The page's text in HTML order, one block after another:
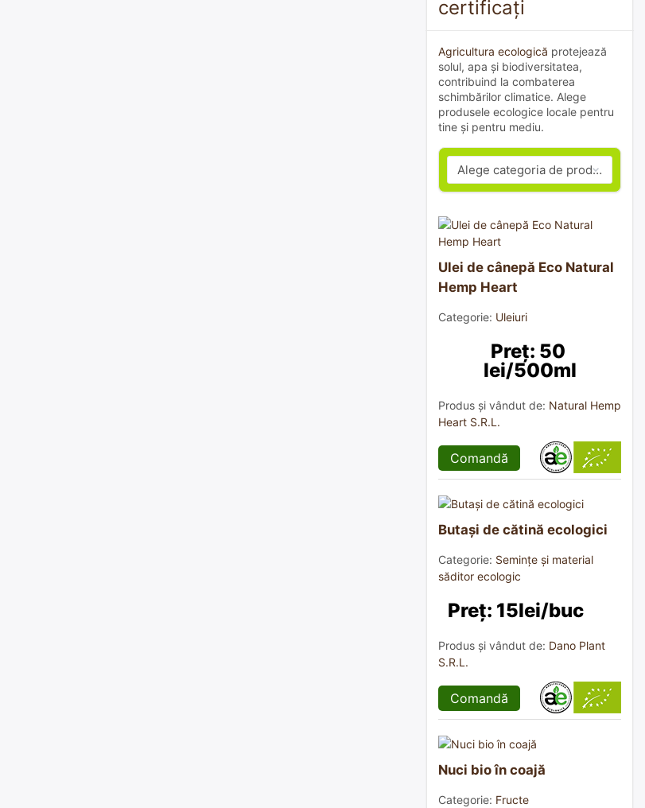
certificați
Agricultura ecologică protejează
solul, apa și biodiversitatea,
contribuind la combaterea
schimbărilor climatice. Alege
produsele ecologice locale pentru
tine și pentru mediu.
Ulei de cânepă Eco Natural
Hemp Heart
Categorie: Uleiuri
Preț: 50
lei/500ml
Produs și vândut de: Natural Hemp
Heart S.R.L.
Comandă
Butași de cătină ecologici
Categorie: Semințe și material
săditor ecologic
Preț: 15lei/buc
Produs și vândut de: Dano Plant
S.R.L.
Comandă
Nuci bio în coajă
Categorie: Fructe